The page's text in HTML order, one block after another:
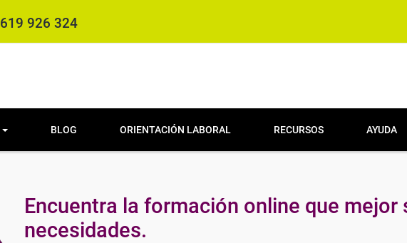
619 926 324
BLOG ORIENTACIÓN LABORAL RECURSOS AYUDA
Encuentra la formación online que mejor
necesidades.